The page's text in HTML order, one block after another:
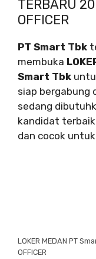
TERBARU
OFFICER
PT Smart Tbk
membuka
Smart Tbk
siap bergabung
sedang
kandidat
dan cocok
LOKER MEDAN PT
OFFICER